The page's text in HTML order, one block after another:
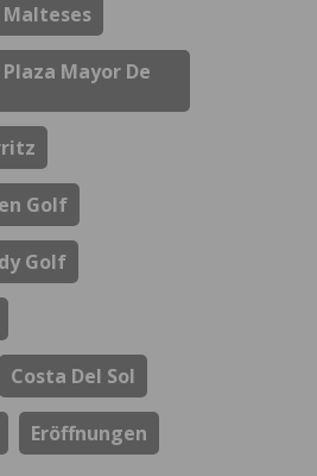
Mayor De
Golf
Golf
Costa Del Sol
Eröffnungen